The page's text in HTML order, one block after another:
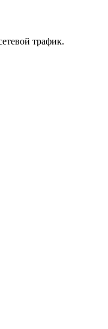
трафик.